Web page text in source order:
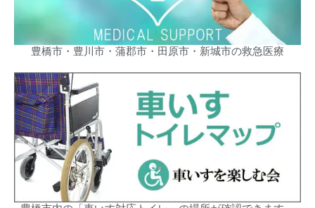
豊橋市・豊川市・蒲郡市・田原市・新城市の救急医療